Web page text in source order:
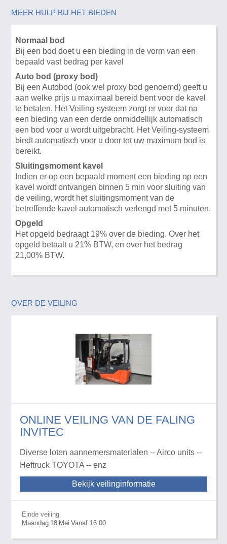
MEER HULP BIJ HET BIEDEN
Normaal bod
Bij een bod doet u een bieding in de vorm van een
bepaald vast bedrag per kavel
Auto bod (proxy bod)
Bij een Autobod (ook wel proxy bod genoemd) geeft u
aan welke prijs u maximaal bereid bent voor de kavel
te betalen. Het Veiling-systeem zorgt er voor dat na
een bieding van een derde onmiddellijk automatisch
een bod voor u wordt uitgebracht. Het Veiling-systeem
biedt automatisch voor u door tot uw maximum bod is
bereikt.
Sluitingsmoment kavel
Indien er op een bepaald moment een bieding op een
kavel wordt ontvangen binnen 5 min voor sluiting van
de veiling, wordt het sluitingsmoment van de
betreffende kavel automatisch verlengd met 5 minuten.
Opgeld
Het opgeld bedraagt 19% over de bieding. Over het
opgeld betaalt u 21% BTW, en over het bedrag
21,00% BTW.
OVER DE VEILING
ONLINE VEILING VAN DE FALING
INVITEC
Diverse loten aannemersmaterialen -- Airco units --
Heftruck TOYOTA -- enz
Bekijk veilinginformatie
Einde veiling
Maandag 18 Mei Vanaf 16:00